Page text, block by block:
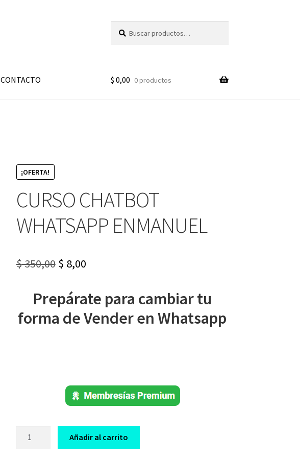
por:
CONTACTO $ 0,00 0 productos
¡OFERTA!
CURSO CHATBOT
WHATSAPP ENMANUEL
$350,00 Original
was:
$ 350,00.
$ 8,00Current
is:
$ 8,00.
Prepárate para cambiar tu
forma de Vender en Whatsapp
Añadir al carrito